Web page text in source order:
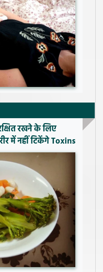
रखने के लिए
में नहीं टिकेंगे Toxins